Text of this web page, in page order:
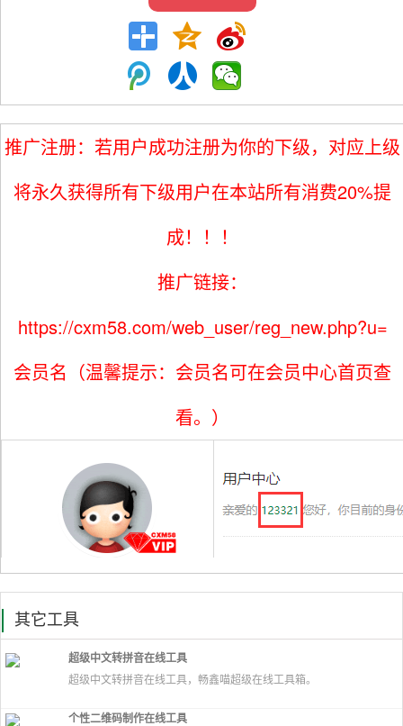
推广注册：若用户成功注册为你的下级，对应上级
将永久获得所有下级用户在本站所有消费20%提
成！！！
推广链接：
https://cxm58.com/web_user/reg_new.php?u=
会员名（温馨提示：会员名可在会员中心首页查
看。）
其它工具
超级中文转拼音在线工具
超级中文转拼音在线工具，畅鑫喵超级在线工具箱。
个性二维码制作在线工具